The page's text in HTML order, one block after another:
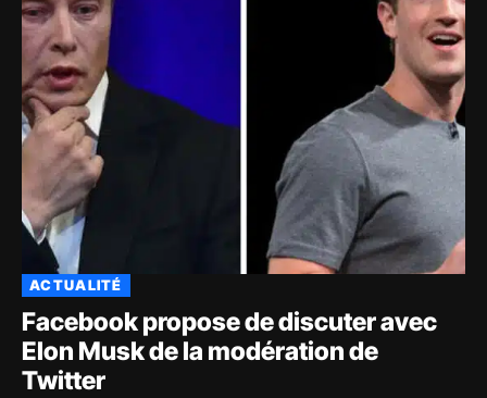
ACTUALITÉ
Facebook propose de discuter avec
Elon Musk de la modération de
Twitter